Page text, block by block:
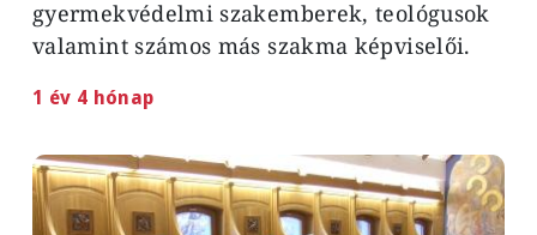
gyermekvédelmi szakemberek, teológusok
valamint számos más szakma képviselői.
1 év 4 hónap
Image